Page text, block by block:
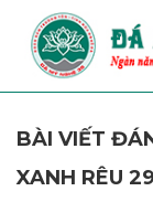
BÀI VIẾT
XANH RÊU